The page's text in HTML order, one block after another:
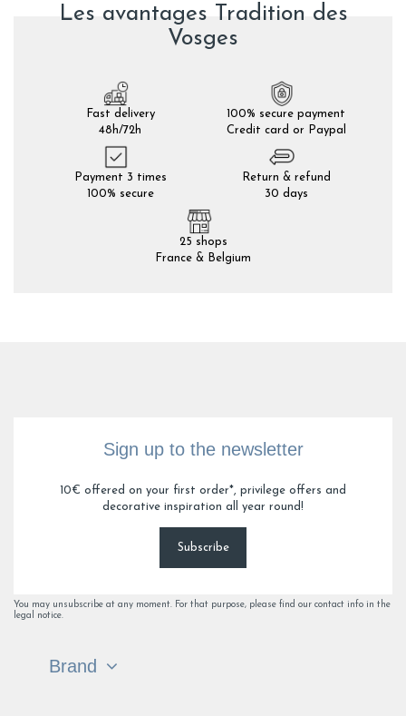
Les avantages Tradition des
Vosges
Fast delivery
48h/72h
100% secure payment
Credit card or Paypal
Payment 3 times
100% secure
Return & refund
30 days
25 shops
France & Belgium
Sign up to the newsletter
10€ offered on your first order*, privilege offers and
decorative inspiration all year round!
Subscribe
You may unsubscribe at any moment. For that purpose, please find our contact info in the
legal notice.
Brand